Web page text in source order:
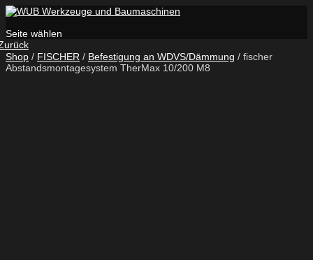
Seite wählen
Shop / FISCHER / Befestigung an WDVS/Dämmung / fischer
Abstandsmontagesystem TherMax 10/200 M8